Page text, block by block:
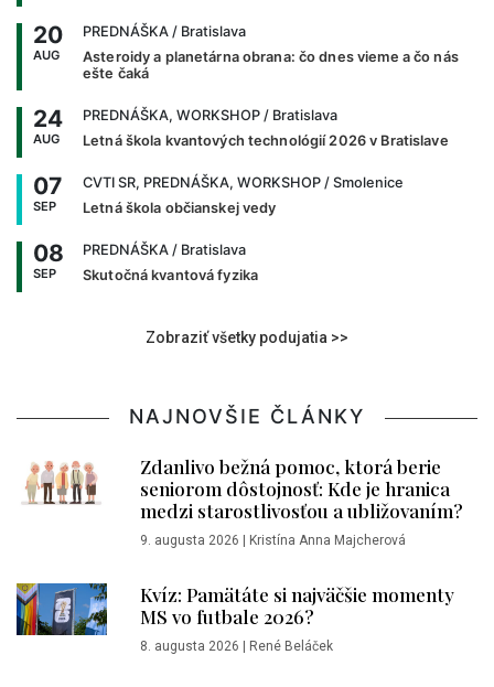
20
AUG
PREDNÁŠKA / Bratislava
Asteroidy a planetárna obrana: čo dnes vieme a čo nás
ešte čaká
24
AUG
PREDNÁŠKA, WORKSHOP / Bratislava
Letná škola kvantových technológií 2026 v Bratislave
07
SEP
CVTI SR, PREDNÁŠKA, WORKSHOP / Smolenice
Letná škola občianskej vedy
08
SEP
PREDNÁŠKA / Bratislava
Skutočná kvantová fyzika
Zobraziť všetky podujatia >>
NAJNOVŠIE ČLÁNKY
Zdanlivo bežná pomoc, ktorá berie
seniorom dôstojnosť: Kde je hranica
medzi starostlivosťou a ubližovaním?
9. augusta 2026 Kristína Anna Majcherová
Kvíz: Pamätáte si najväčšie momenty
MS vo futbale 2026?
8. augusta 2026 René Beláček